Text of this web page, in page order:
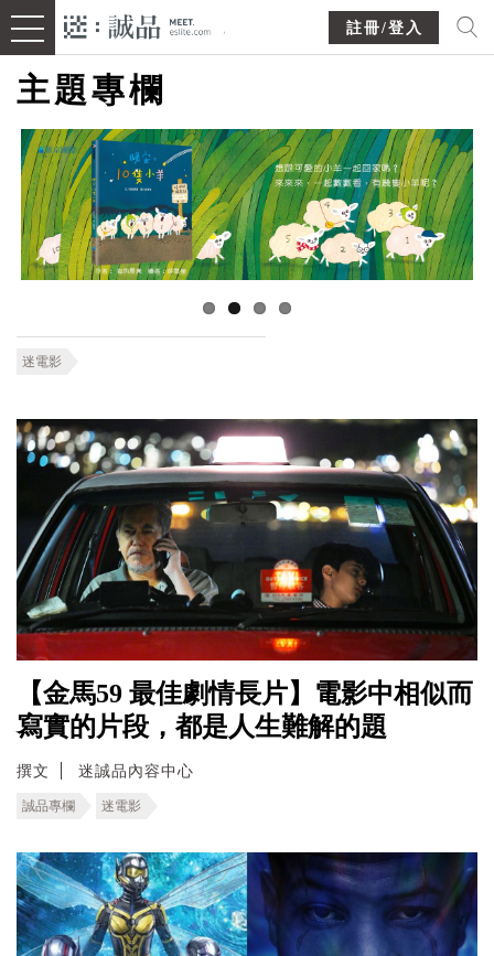
註冊/登入
主題專欄
迷電影
【金馬59 最佳劇情長片】電影中相似而
寫實的片段，都是人生難解的題
撰文 迷誠品內容中心
誠品專欄 迷電影